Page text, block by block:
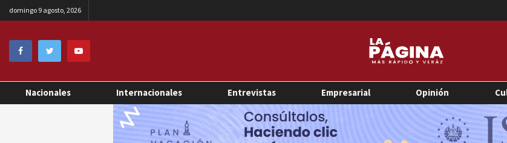
domingo 9 agosto, 2026
Nacionales Internacionales Entrevistas Empresarial Opinión